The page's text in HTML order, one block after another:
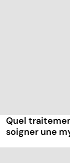
Quel
soigner une